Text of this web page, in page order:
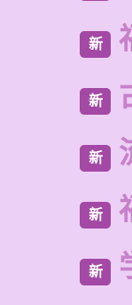
新
新
新
新
新